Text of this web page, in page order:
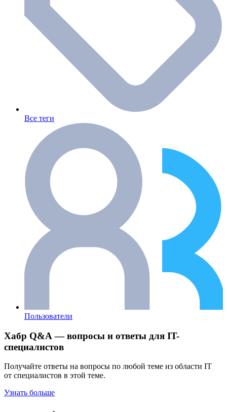
Все теги
Пользователи
Хабр Q&A — вопросы и ответы для IT-
специалистов
Получайте ответы на вопросы по любой теме из области IT
от специалистов в этой теме.
Узнать больше